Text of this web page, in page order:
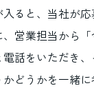
ると、当社が
営業担当から
話をいただき
どうかを一緒